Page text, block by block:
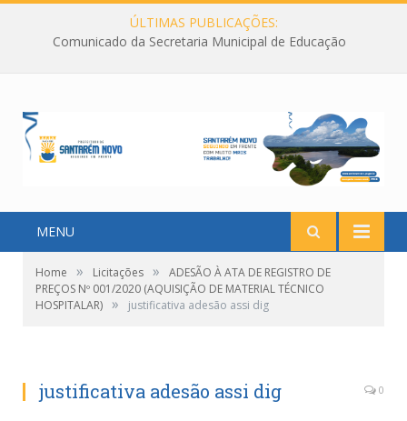
ÚLTIMAS PUBLICAÇÕES:
Comunicado da Secretaria Municipal de Educação
MENU
Home » Licitações »
ADESÃO À ATA DE REGISTRO DE
PREÇOS Nº 001/2020 (AQUISIÇÃO DE MATERIAL TÉCNICO
HOSPITALAR) » justificativa adesão assi dig
justificativa adesão assi dig 0